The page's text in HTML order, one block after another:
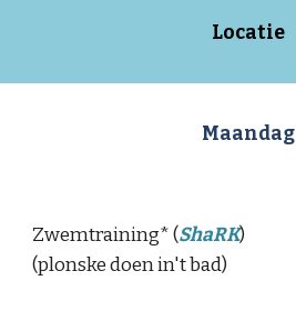
Locatie
Maandag
Zwemtraining* (ShaRK)
(plonske doen in't bad)